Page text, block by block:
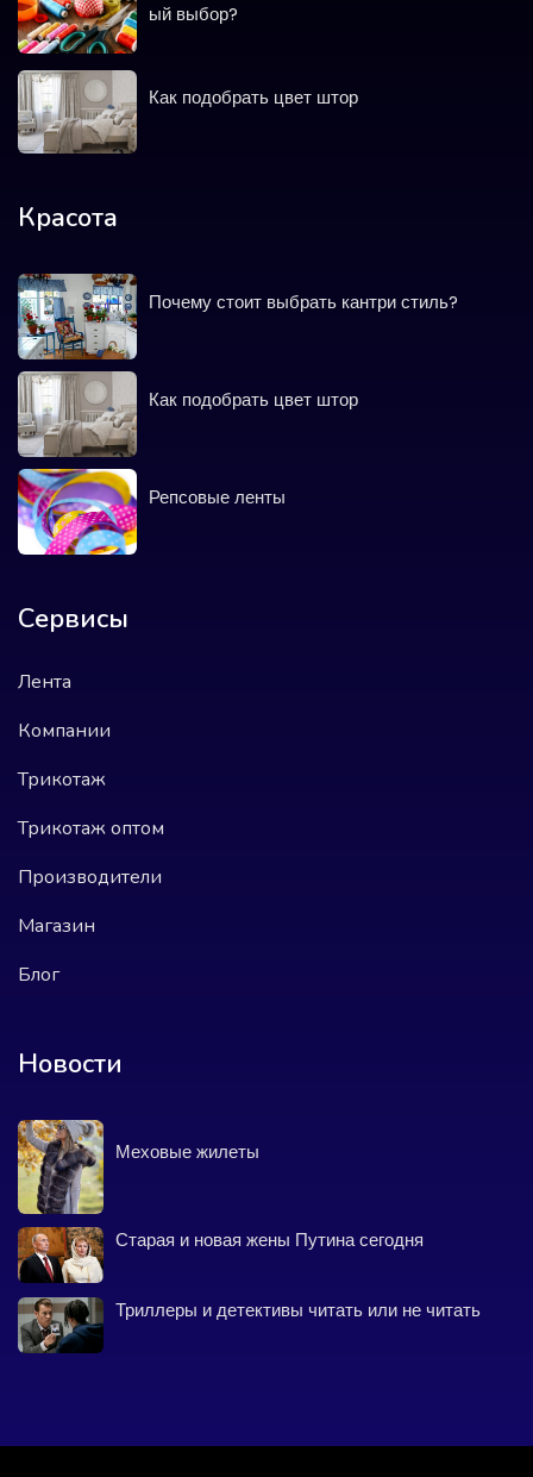
ый выбор?
Как подобрать цвет штор
Красота
Почему стоит выбрать кантри стиль?
Как подобрать цвет штор
Репсовые ленты
Сервисы
Лента
Компании
Трикотаж
Трикотаж оптом
Производители
Магазин
Блог
Новости
Меховые жилеты
Старая и новая жены Путина сегодня
Триллеры и детективы читать или не читать